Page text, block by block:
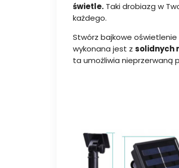
świetle. Taki drobiazg w
każdego.
Stwórz bajkowe oświetlenie
wykonana jest z solidnych
ta umożliwia nieprzerwaną